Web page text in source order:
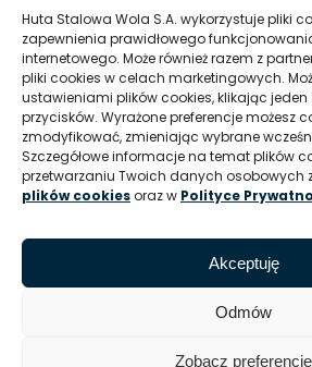
Huta Stalowa Wola S.A. wykorzystuje pliki
zapewnienia prawidłowego
internetowego. Może również razem z
pliki cookies w celach marketingowych.
ustawieniami plików cookies, klikając jeden
przycisków. Wyrażone preferencje możesz
zmodyfikować, zmieniając wybrane
Szczegółowe informacje na temat plików
przetwarzaniu Twoich danych osobowych
plików cookiesoraz w Polityce
Akceptuję
Odmów
Zobacz preferencje
REGON: 830005443
Sąd Rejonowy w Rzeszowie, XII Wydział
Krajowego Rejestru Sądowego
Kapitał Zakładowy: 332 905 973,00 zł –
Huta Stalowa Wola S.A. Oddział
ul. Lipińskiego 109
REGON Oddziału 830005443-00214
T: